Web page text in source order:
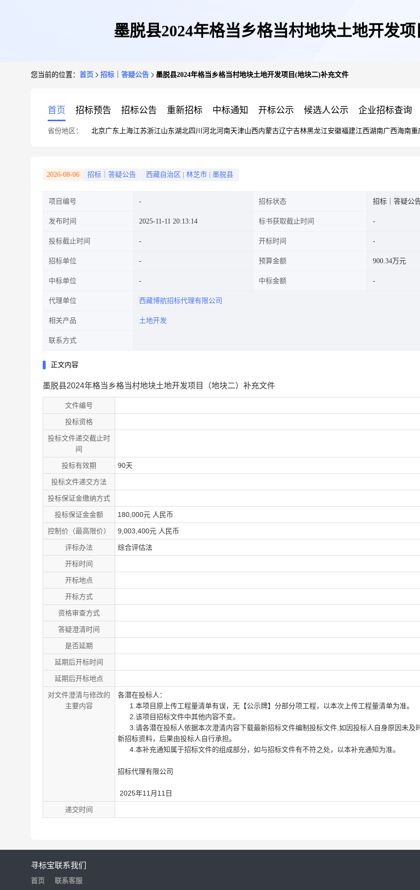
墨脱县2024年格当乡格当村地块土地开发
您当前的位置： 首页 招标｜答疑公告 墨脱县2024年格当乡格当村地块土地开发项目(地块二)补充文件
首页 招标预告 招标公告 重新招标 中标通知 开标公示 候选人公示 企业招标查询
省份地区： 北京广东 上海江苏浙江山东湖北四川 河北河南天津山西内蒙古辽宁吉林黑龙江安徽福建江西湖南广西海南重
2026-08-06 招标｜答疑公告 西藏自治区 林芝市 墨脱县
项目编号 招标状态 招标｜答疑公
发布时间 2025-11-11 20:13:14 标书获取截止时间
投标截止时间 开标时间
招标单位 预算金额 900.34万元
中标单位 中标金额
代理单位 西藏博航招标代理有限公司
相关产品 土地开发
联系方式
正文内容
墨脱县2024年格当乡格当村地块土地开发项目（地块二）补充文件
文件编号
投标资格
投标文件递交截止时
间
投标有效期 90天
投标文件递交方法
投标保证金缴纳方式
投标保证金金额 180,000元 人民币
控制价（最高限价） 9,003,400元 人民币
评标办法 综合评估法
开标时间
开标地点
开标方式
资格审查方式
答疑澄清时间
是否延期
延期后开标时间
延期后开标地点
对文件澄清与修改的
主要内容
各潜在投标人：
1.本项目原上传工程量清单有误，无【公示牌】分部分项工程，以本次上传工程量清单为准。
2.该项目招标文件中其他内容不变。
3.请各潜在投标人依据本次澄清内容下载最新招标文件编制投标文件,如因投标人自身原因未及
新招标资料，后果由投标人自行承担。
4.本补充通知属于招标文件的组成部分，如与招标文件有不符之处，以本补充通知为准。
西藏博
招标代理有限公司
2025年11月11日
递交时间
寻标宝
首页
联系我们
联系客服